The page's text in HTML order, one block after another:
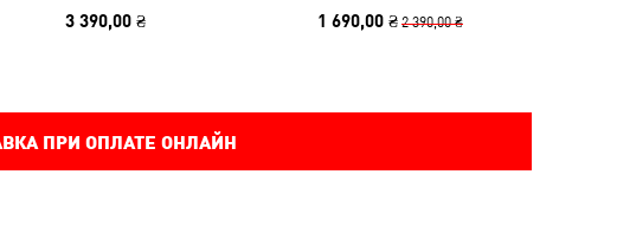
3 390,00 ₴ 1 690,00 ₴ 2 390,00 ₴
ПРИ ОПЛАТЕ ОНЛАЙН